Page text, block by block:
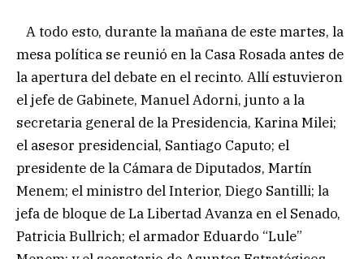
A todo esto, durante la mañana de este martes, la
mesa política se reunió en la Casa Rosada antes de
la apertura del debate en el recinto. Allí estuvieron
el jefe de Gabinete, Manuel Adorni, junto a la
secretaria general de la Presidencia, Karina Milei;
el asesor presidencial, Santiago Caputo; el
presidente de la Cámara de Diputados, Martín
Menem; el ministro del Interior, Diego Santilli; la
jefa de bloque de La Libertad Avanza en el Senado,
Patricia Bullrich; el armador Eduardo “Lule”